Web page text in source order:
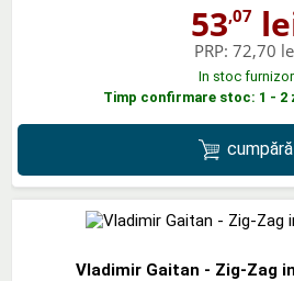
53,07
PRP: 72,70
In stoc furnizor
Timp confirmare stoc: 1 - 2
cumpără
Vladimir Gaitan - Zig-Zag